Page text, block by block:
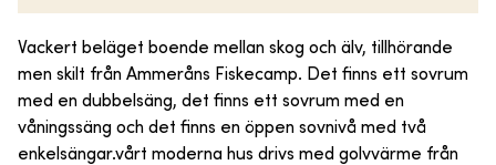
Vackert beläget boende mellan skog och älv, tillhörande
men skilt från Ammeråns Fiskecamp. Det finns ett sovrum
med en dubbelsäng, det finns ett sovrum med en
våningssäng och det finns en öppen sovnivå med två
enkelsängar.vårt moderna hus drivs med golvvärme från